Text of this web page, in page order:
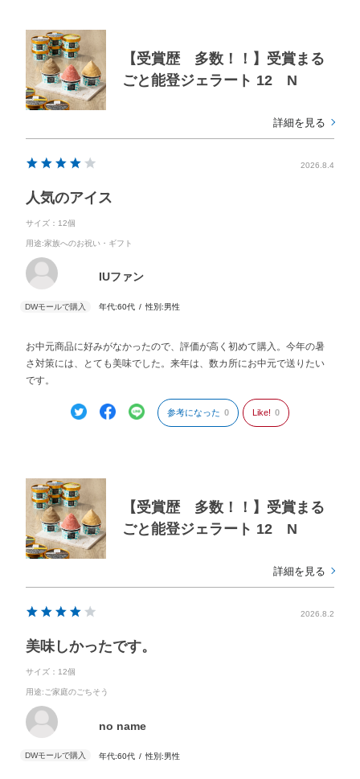
【受賞歴 多数！！】受賞まる
ごと能登ジェラート 12 N
詳細を見る
2026.8.4
人気のアイス
サイズ：12個
用途:家族へのお祝い・ギフト
IUファン
年代:60代 性別:男性
お中元商品に好みがなかったので、評価が高く初めて購入。今年の暑
さ対策には、とても美味でした。来年は、数カ所にお中元で送りたい
です。
参考になった 0 Like! 0
【受賞歴 多数！！】受賞まる
ごと能登ジェラート 12 N
詳細を見る
2026.8.2
美味しかったです。
サイズ：12個
用途:ご家庭のごちそう
no name
年代:60代 性別:男性